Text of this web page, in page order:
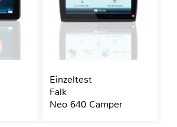
Einzeltest
Falk
Neo 640 Camper